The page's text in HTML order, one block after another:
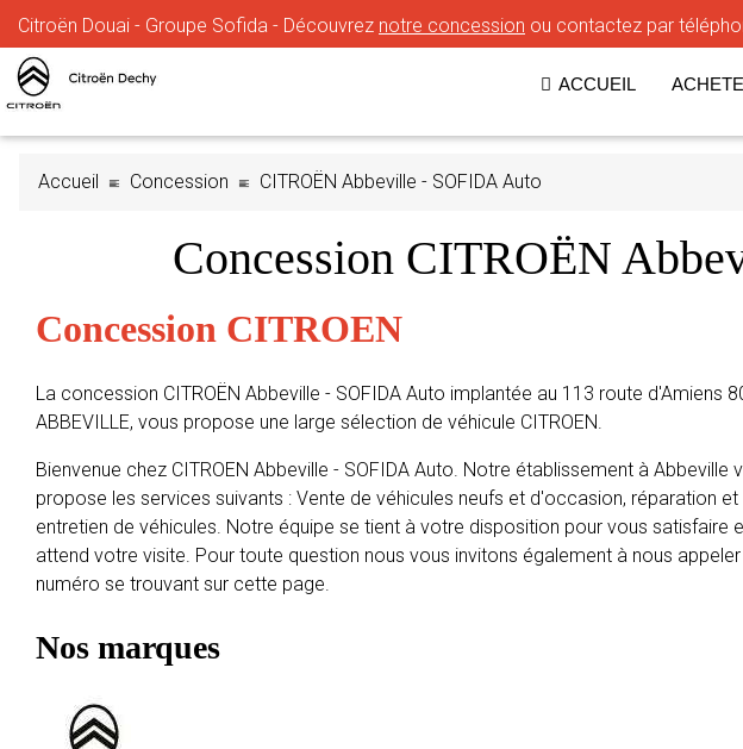
Citroën Douai - Groupe Sofida - Découvrez notre concession ou contactez par
ACCUEIL
Accueil Concession CITROËN Abbeville - SOFIDA Auto
Concession CITROËN
Concession CITROEN
La concession CITROËN Abbeville - SOFIDA Auto implantée au 113 route d'Amiens
ABBEVILLE, vous propose une large sélection de véhicule CITROEN.
Bienvenue chez CITROEN Abbeville - SOFIDA Auto. Notre établissement à Abbeville
propose les services suivants : Vente de véhicules neufs et d'occasion, réparation et
entretien de véhicules. Notre équipe se tient à votre disposition pour vous satisfaire
attend votre visite. Pour toute question nous vous invitons également à nous appeler
numéro se trouvant sur cette page.
Nos marques